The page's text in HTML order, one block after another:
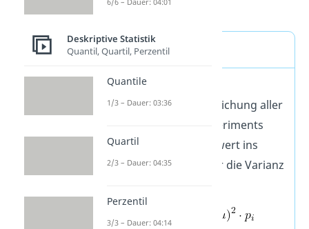
definiert ist.
Definition
Die Varianz ist die
durchschnittliche Abweichung aller
Werte eines Zufallsexperiments
von ihrem Erwartungswert ins
Quadrat. Die Formel für die Varianz
Deskriptive Statistik
Quantil, Quartil, Perzentil
Quantile
1/3 – Dauer: 03:36
Quartil
2/3 – Dauer: 04:35
Perzentil
3/3 – Dauer: 04:14